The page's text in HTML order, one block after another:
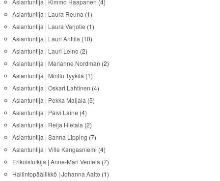
Asiantuntija | Kimmo Haapanen (4)
Asiantuntija | Laura Reuna (1)
Asiantuntija | Laura Varjotie (1)
Asiantuntija | Lauri Anttila (10)
Asiantuntija | Lauri Leino (2)
Asiantuntija | Marianne Nordman (2)
Asiantuntija | Minttu Tyykilä (1)
Asiantuntija | Oskari Lahtinen (4)
Asiantuntija | Pekka Maijala (5)
Asiantuntija | Päivi Laine (4)
Asiantuntija | Reija Hietala (2)
Asiantuntija | Sanna Lipping (7)
Asiantuntija | Ville Kangasniemi (4)
Erikoistutkija | Anne-Mari Ventelä (7)
Hallintopäällikkö | Johanna Aalto (1)